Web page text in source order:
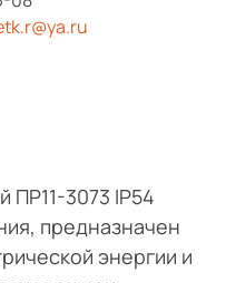
ПР11-3073 IP54
предназначен
энергии и